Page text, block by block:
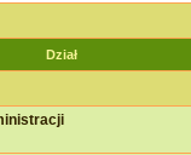
Dział